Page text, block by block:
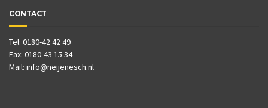
CONTACT
Tel: 0180-42 42 49
Fax: 0180-43 15 34
Mail: info@neijenesch.nl